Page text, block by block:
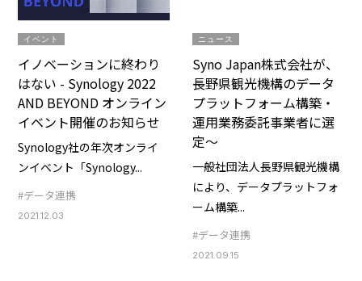
イベント
イノベーションに終わり
はない - Synology 2022
AND BEYOND オンライン
イベント開催のお知らせ
Synology社の年次オンライ
ンイベント「Synology...
#データ連携
2021.12.03
ニュース
Syno Japan株式会社が、
長野県観光機構のデータ
プラットフォーム構築・
運用業務委託事業者に選
定～
一般社団法人長野県観光機構
により、データプラットフォ
ーム構築...
#データ連携
2021.09.15